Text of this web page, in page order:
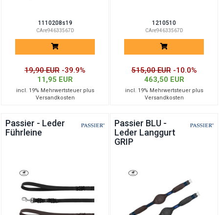
1110208s19
CAre94633567D
19,90 EUR -39.9%
11,95 EUR
incl. 19% Mehrwertsteuer plus
Versandkosten
1210510
CAre94633567D
515,00 EUR -10.0%
463,50 EUR
incl. 19% Mehrwertsteuer plus
Versandkosten
Passier - Leder
Führleine
Passier BLU -
Leder Langgurt
GRIP